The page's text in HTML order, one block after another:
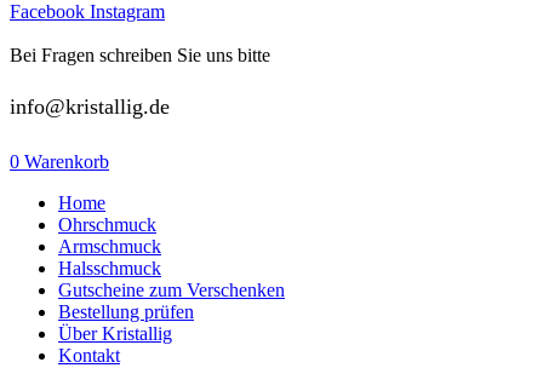
Facebook Instagram
Bei Fragen schreiben Sie uns bitte
info@kristallig.de
0 Warenkorb
Home
Ohrschmuck
Armschmuck
Halsschmuck
Gutscheine zum Verschenken
Bestellung prüfen
Über Kristallig
Kontakt